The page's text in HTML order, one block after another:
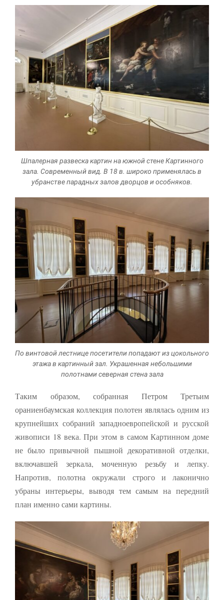
Шпалерная развеска картин на южной стене Картинного
зала. Современный вид. В 18 в. широко применялась в
убранстве парадных залов дворцов и особняков.
По винтовой лестнице посетители попадают из цокольного
этажа в картинный зал. Украшенная небольшими
полотнами северная стена зала
Таким образом, собранная Петром Третьим
ораниенбаумская коллекция полотен являлась одним из
крупнейших со­браний западноевропейской и русской
живописи 18 века. При этом в самом Картинном доме
не было привычной пышной декоративной отделки,
включавшей зеркала, моченную резьбу и лепку.
Напротив, полотна окружали строго и лаконично
убраны интерьеры, выводя тем самым на передний
план именно сами картины.